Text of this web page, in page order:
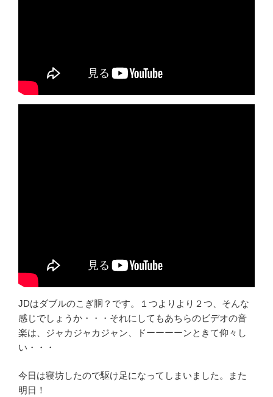
JDはダブルのこぎ胴？です。１つよりより２つ、そんな
感じでしょうか・・・それにしてもあちらのビデオの音
楽は、ジャカジャカジャン、ドーーーーンときて仰々し
い・・・
今日は寝坊したので駆け足になってしまいました。また
明日！